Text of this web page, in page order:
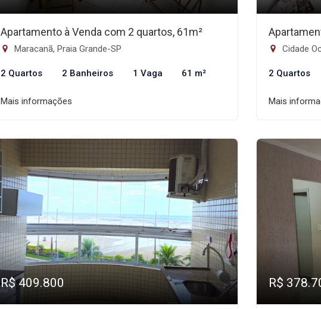
Apartamento à Venda com 2 quartos, 61m²
Maracanã, Praia Grande-SP
2 Quartos 2 Banheiros 1 Vaga 61 m²
Mais informações
Cidade
2 Quartos
Mais
R$ 409.800 R$